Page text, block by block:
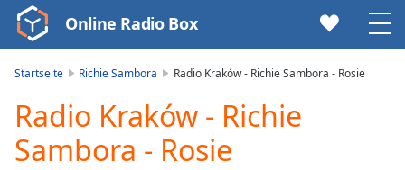
Video
Player
Play
Video
Play
Online Radio Box
Startseite Richie Sambora Radio Kraków - Richie Sambora - Rosie
Radio Kraków - Richie
Sambora - Rosie